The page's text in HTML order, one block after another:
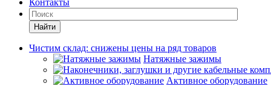
Контакты
Найти
Чистим склад: снижены цены на ряд товаров
Натяжные зажимы
Активное оборудование